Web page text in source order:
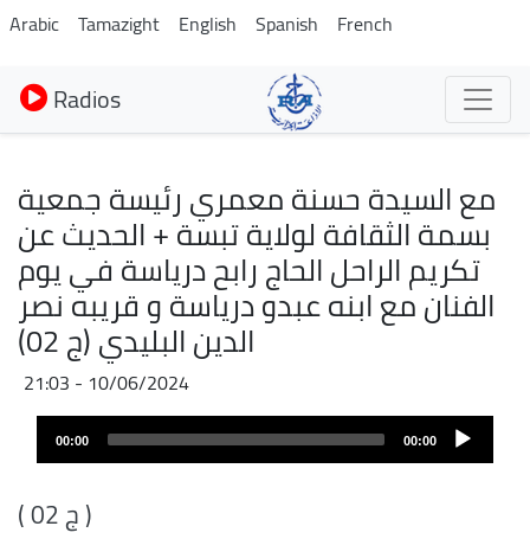
Aller
au
contenu
principal
Arabic Tamazight English Spanish French
Radios
مع السيدة حسنة معمري رئيسة جمعية
بسمة الثقافة لولاية تبسة + الحديث عن
تكريم الراحل الحاج رابح درياسة في يوم
الفنان مع ابنه عبدو درياسة و قريبه نصر
الدين البليدي (ج 02)
10/06/2024 - 21:03
Fichier
audio
00:00
00:00
( ج 02 )